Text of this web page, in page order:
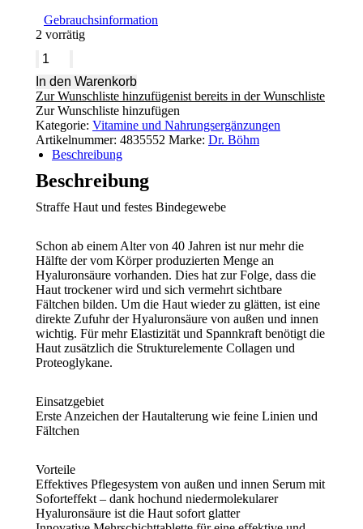
Gebrauchsinformation
2 vorrätig
Dr.
Hyaluron
complex
Tabletten
+
Hyaluron
Serum
Menge
In den Warenkorb
Zur Wunschliste hinzufügenist bereits in der Wunschliste
Zur Wunschliste hinzufügen
Kategorie: Vitamine und Nahrungsergänzungen
Artikelnummer: 4835552 Marke: Dr. Böhm
Beschreibung
Beschreibung
Straffe Haut und festes Bindegewebe
Schon ab einem Alter von 40 Jahren ist nur mehr die
Hälfte der vom Körper produzierten Menge an
Hyaluronsäure vorhanden. Dies hat zur Folge, dass die
Haut trockener wird und sich vermehrt sichtbare
Fältchen bilden. Um die Haut wieder zu glätten, ist eine
direkte Zufuhr der Hyaluronsäure von außen und innen
wichtig. Für mehr Elastizität und Spannkraft benötigt die
Haut zusätzlich die Strukturelemente Collagen und
Proteoglykane.
Einsatzgebiet
Erste Anzeichen der Hautalterung wie feine Linien und
Fältchen
Vorteile
Effektives Pflegesystem von außen und innen Serum mit
Soforteffekt – dank hochund niedermolekularer
Hyaluronsäure ist die Haut sofort glatter